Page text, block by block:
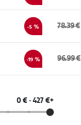
-5 % 78.39 €
-19 % 96.99 €
0 € -427 €+